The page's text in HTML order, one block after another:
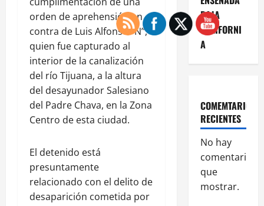
orden de aprehensión en
contra de Luis Alfonso “N”,
quien fue capturado al
interior de la canalización
del río Tijuana, a la altura
del desayunador Salesiano
del Padre Chava, en la Zona
Centro de esta ciudad.
El detenido está
presuntamente
relacionado con el delito de
desaparición cometida por
BAJA
CALIFORNI
A
COMEMTARIOS
RECIENTES
No hay
comentarios
que
mostrar.